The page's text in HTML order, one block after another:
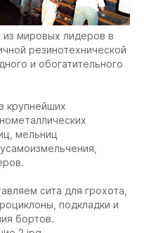
мировых лидеров в
резинотехнической
и обогатительного
крупнейших
мельниц
сита для грохота,
подкладки и
бортов.